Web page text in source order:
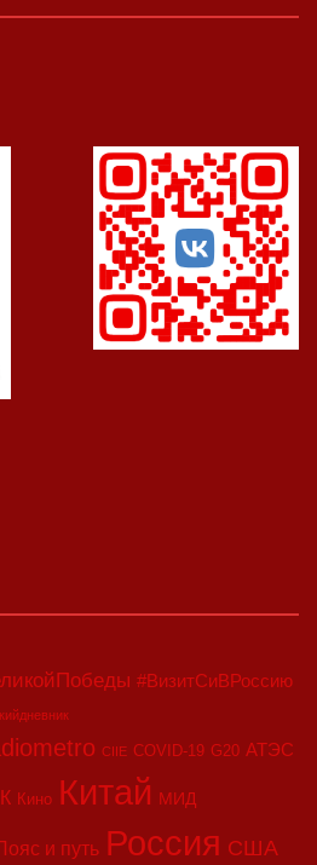
#ВизитСиВРоссию
CIIE COVID-19 G20 АТЭС
Кино Китай МИД
и путь Россия США